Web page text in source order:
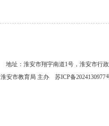
地址：淮安市翔宇南道1号，淮安市行
淮安市教育局 主办 苏ICP备2024130977